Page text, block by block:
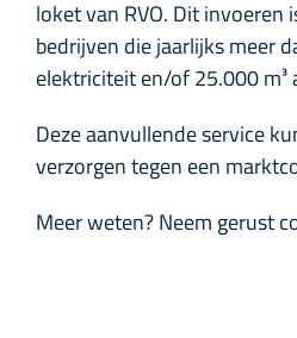
loket van RVO. Dit invoeren
bedrijven die jaarlijks meer
elektriciteit en/of 25.000 m³
Deze aanvullende service
verzorgen tegen een
Meer weten? Neem gerust